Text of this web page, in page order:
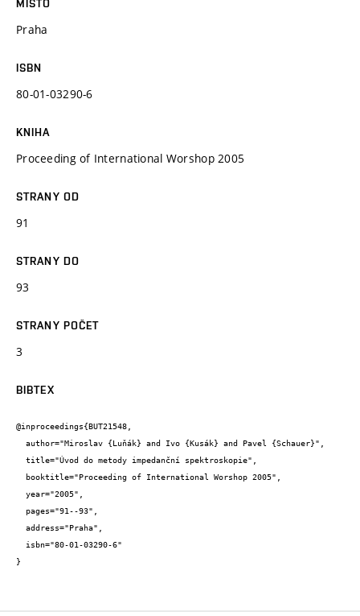
MÍSTO
Praha
ISBN
80-01-03290-6
KNIHA
Proceeding of International Worshop 2005
STRANY OD
91
STRANY DO
93
STRANY POČET
3
BIBTEX
@inproceedings{BUT21548,
}